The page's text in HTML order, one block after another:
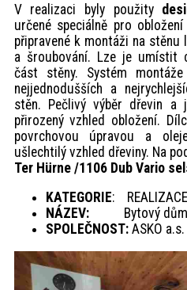
V realizaci byly použity
určené speciálně pro
připravené k montáži na stěnu
a šroubování. Lze je umístit
část stěny. Systém
nejjednodušších a
stěn. Pečlivý výběr dřevin a
přirozený vzhled obložení.
povrchovou úpravou a
ušlechtilý vzhled dřeviny. Na
Ter Hürne /1106 Dub Vario
KATEGORIE: REALIZACE
NÁZEV:Bytový dům
SPOLEČNOST:ASKO a.s.